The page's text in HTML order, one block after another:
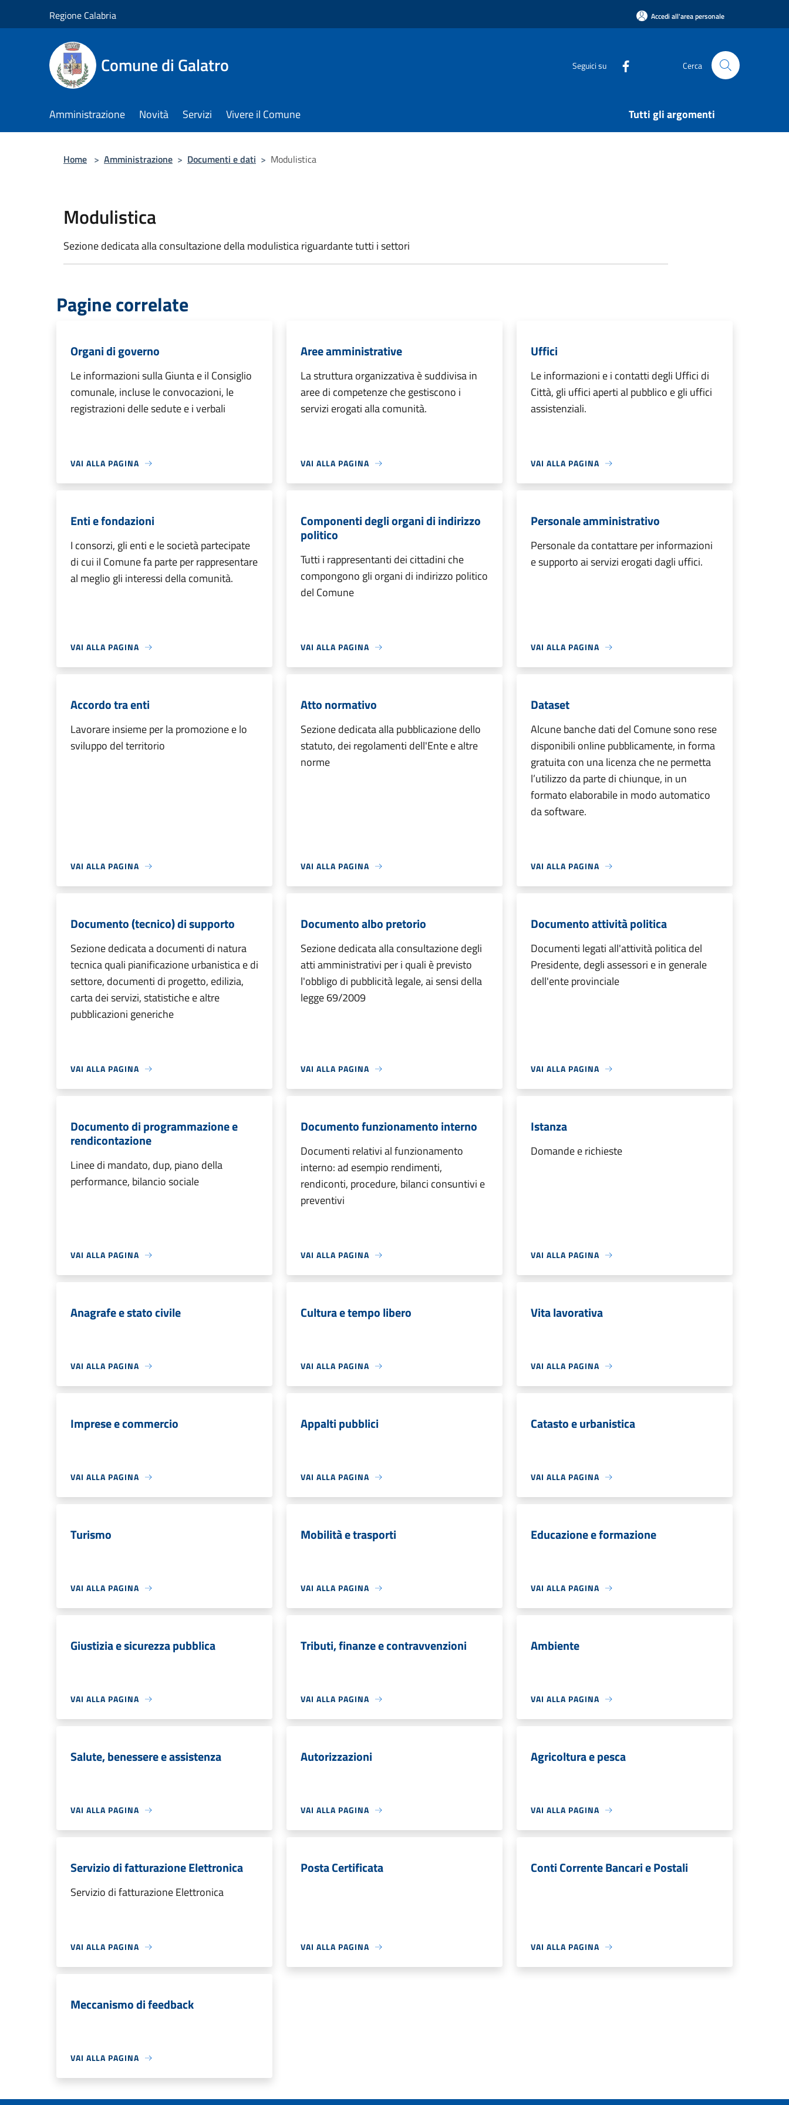
Regione Calabria Accedi all'area personale
Comune di Galatro Seguici su Cerca
Amministrazione Novità Servizi Vivere il Comune Tutti gli argomenti
Home > Amministrazione > Documenti e dati > Modulistica
Modulistica
Sezione dedicata alla consultazione della modulistica riguardante tutti i settori
Pagine correlate
Organi di governo
Le informazioni sulla Giunta e il Consiglio
comunale, incluse le convocazioni, le
registrazioni delle sedute e i verbali
VAI ALLA PAGINA
Aree amministrative
La struttura organizzativa è suddivisa in
aree di competenze che gestiscono i
servizi erogati alla comunità.
VAI ALLA PAGINA
Uffici
Le informazioni e i contatti degli Uffici di
Città, gli uffici aperti al pubblico e gli uffici
assistenziali.
VAI ALLA PAGINA
Enti e fondazioni
I consorzi, gli enti e le società partecipate
di cui il Comune fa parte per rappresentare
al meglio gli interessi della comunità.
VAI ALLA PAGINA
Componenti degli organi di indirizzo
politico
Tutti i rappresentanti dei cittadini che
compongono gli organi di indirizzo politico
del Comune
VAI ALLA PAGINA
Personale amministrativo
Personale da contattare per informazioni
e supporto ai servizi erogati dagli uffici.
VAI ALLA PAGINA
Accordo tra enti
Lavorare insieme per la promozione e lo
sviluppo del territorio
VAI ALLA PAGINA
Atto normativo
Sezione dedicata alla pubblicazione dello
statuto, dei regolamenti dell'Ente e altre
norme
VAI ALLA PAGINA
Dataset
Alcune banche dati del Comune sono rese
disponibili online pubblicamente, in forma
gratuita con una licenza che ne permetta
l’utilizzo da parte di chiunque, in un
formato elaborabile in modo automatico
da software.
VAI ALLA PAGINA
Documento (tecnico) di supporto
Sezione dedicata a documenti di natura
tecnica quali pianificazione urbanistica e di
settore, documenti di progetto, edilizia,
carta dei servizi, statistiche e altre
pubblicazioni generiche
VAI ALLA PAGINA
Documento albo pretorio
Sezione dedicata alla consultazione degli
atti amministrativi per i quali è previsto
l'obbligo di pubblicità legale, ai sensi della
legge 69/2009
VAI ALLA PAGINA
Documento attività politica
Documenti legati all'attività politica del
Presidente, degli assessori e in generale
dell'ente provinciale
VAI ALLA PAGINA
Documento di programmazione e
rendicontazione
Linee di mandato, dup, piano della
performance, bilancio sociale
VAI ALLA PAGINA
Documento funzionamento interno
Documenti relativi al funzionamento
interno: ad esempio rendimenti,
rendiconti, procedure, bilanci consuntivi e
preventivi
VAI ALLA PAGINA
Istanza
Domande e richieste
VAI ALLA PAGINA
Anagrafe e stato civile
VAI ALLA PAGINA
Cultura e tempo libero
VAI ALLA PAGINA
Vita lavorativa
VAI ALLA PAGINA
Imprese e commercio
VAI ALLA PAGINA
Appalti pubblici
VAI ALLA PAGINA
Catasto e urbanistica
VAI ALLA PAGINA
Turismo
VAI ALLA PAGINA
Mobilità e trasporti
VAI ALLA PAGINA
Educazione e formazione
VAI ALLA PAGINA
Giustizia e sicurezza pubblica
VAI ALLA PAGINA
Tributi, finanze e contravvenzioni
VAI ALLA PAGINA
Ambiente
VAI ALLA PAGINA
Salute, benessere e assistenza
VAI ALLA PAGINA
Autorizzazioni
VAI ALLA PAGINA
Agricoltura e pesca
VAI ALLA PAGINA
Servizio di fatturazione Elettronica
Servizio di fatturazione Elettronica
VAI ALLA PAGINA
Posta Certificata
VAI ALLA PAGINA
Conti Corrente Bancari e Postali
VAI ALLA PAGINA
Meccanismo di feedback
VAI ALLA PAGINA